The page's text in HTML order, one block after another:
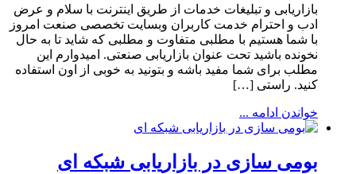
بازاریابی و تبلیغات خدمات از طریق اینترنت با سلام و عرض
ادب و احترام خدمت کاربران وبسایت تخصصی صنعت امروز
با شما هستیم با مطلبی متفاوت و مطلبی که شاید تا به حال
نخونده باشید تحت عنوان بازاریابی صنعتی. امیدوارم این
مطلب برای شما مفید باشه و بتونید به خوبی از اون استفاده
کنید. راستی […]
خواندن ادامه ...
بومی سازی در بازاریابی شبکه ای